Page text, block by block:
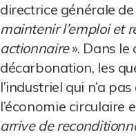
directrice générale
maintenir l’emploi et
actionnaire». Dans
décarbonation, les
l’industriel qui n’a
l’économie circulaire
arrive de